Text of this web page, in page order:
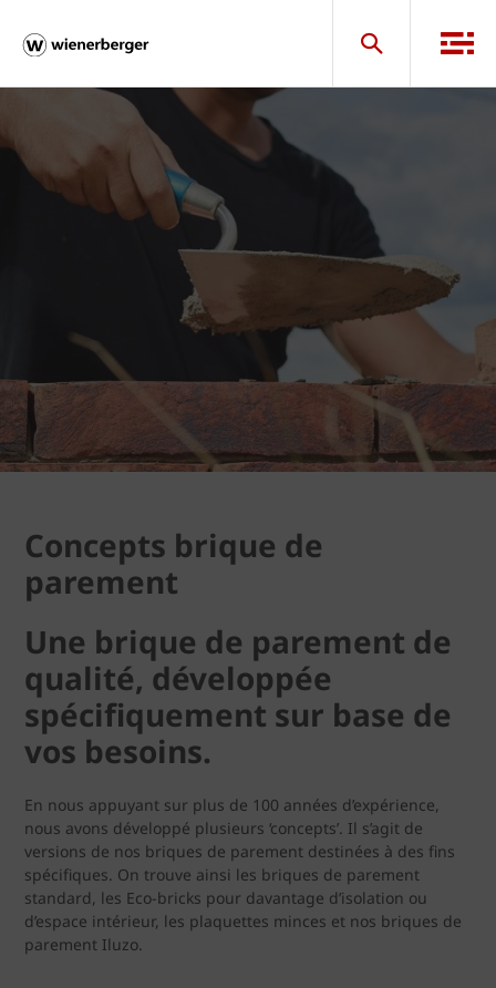
Concepts brique de
parement
Une brique de parement de
qualité, développée
spécifiquement sur base de
vos besoins.
En nous appuyant sur plus de 100 années d’expérience,
nous avons développé plusieurs ‘concepts’. Il s’agit de
versions de nos briques de parement destinées à des fins
spécifiques. On trouve ainsi les briques de parement
standard, les Eco-bricks pour davantage d’isolation ou
d’espace intérieur, les plaquettes minces et nos briques de
parement Iluzo.